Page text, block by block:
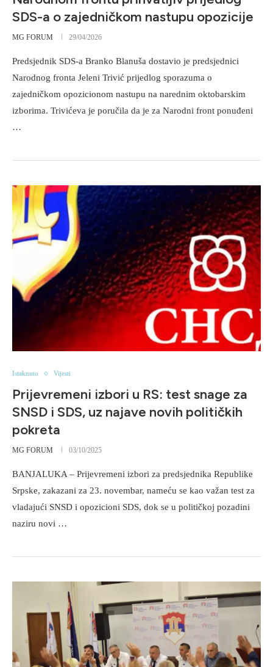
SDS-a o zajedničkom nastupu opozicije
MG FORUM 29/04/2026
Predsjednik SDS-a Branko Blanuša dostavio je predsjednici
Narodnog fronta Jeleni Trivić prijedlog sporazuma o
zajedničkom opozicionom nastupu na narednim oktobarskim
izborima. Trivićeva je poručila da je za Narodni front ponuđeni
…
Istaknuto Vijesti
Prijevremeni izbori u RS: test snage za
SNSD i SDS, uz najave novih političkih
pokreta
MG FORUM 03/10/2025
BANJALUKA – Prijevremeni izbori za predsjednika Republike
Srpske, zakazani za 23. novembar, nameću se kao važan test za
vladajući SNSD i opozicioni SDS, dok se u političkoj pozadini
naziru novi …